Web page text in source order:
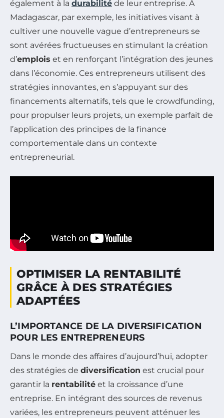
également à la durabilité de leur entreprise. À
Madagascar, par exemple, les initiatives visant à
cultiver une nouvelle vague d’entrepreneurs se
sont avérées fructueuses en stimulant la création
d’emplois et en renforçant l’intégration des jeunes
dans l’économie. Ces entrepreneurs utilisent des
stratégies innovantes, en s’appuyant sur des
financements alternatifs, tels que le crowdfunding,
pour propulser leurs projets, un exemple parfait de
l’application des principes de la finance
comportementale dans un contexte
entrepreneurial.
OPTIMISER LA RENTABILITÉ
GRÂCE À DES STRATÉGIES
ADAPTÉES
L’IMPORTANCE DE LA DIVERSIFICATION
POUR LES ENTREPRENEURS
Dans le monde des affaires d’aujourd’hui, adopter
des stratégies de diversification est crucial pour
garantir la rentabilité et la croissance d’une
entreprise. En intégrant des sources de revenus
variées, les entrepreneurs peuvent atténuer les